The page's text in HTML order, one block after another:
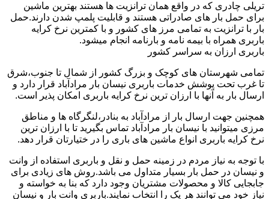
تریلی چادری که در واقع همان ترانزیت ها هستند بهترین ماشین
برای حمل بار های صادراتی هستند و قابلیت پلمپ شدن دارند.حمل
بار با ترانزیت به تمامی مرز های کشور و با کمترین نرخ کرایه
باربری همراه با بیمه نامه و بارنامه انجام میشود.
باربری ارزان به سراسر کشور
تمامی شهرستان های کوچک و بزرگ کشور از شمال تا جنوب،شرق
تا غرب تحت پوشش خدمات باربری نیسان بار مرادآباد قرار دارد و
ارسال بار به آنها با ارزان ترین نرخ کرایه باربری امکان پذیر است.
همچنین جهت ارسال بار از مرادآباد به بنادر،لنگرگاه ها و مناطق
مرزی میتوانید با نیسان بار مرادآباد تماس بگیرید تا با ارزان ترین
نرخ کرایه باربری انواع ماشین های باری را در ختیارتان قرار دهد.
با توجه به نیاز مردم در زمینه حمل و نقل و باربری استفاده از وانت
و نیسان در حمل بار بسیار متداول می باشد.روش های زیادی برای
جابجایی کالا و محصولات مشتریان وجود دارد که بنا به خواسته و
نیاز خود می توانند هر یک را انتخاب نمایند.باربری وانت بار و نیسان